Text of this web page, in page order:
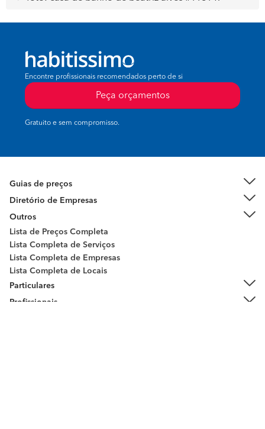
Encontre profissionais recomendados perto de si
Peça orçamentos
Gratuito e sem compromisso.
Guias de preços
Diretório de Empresas
Outros
Lista de Preços Completa
Lista Completa de Serviços
Lista Completa de Empresas
Lista Completa de Locais
Particulares
Profissionais